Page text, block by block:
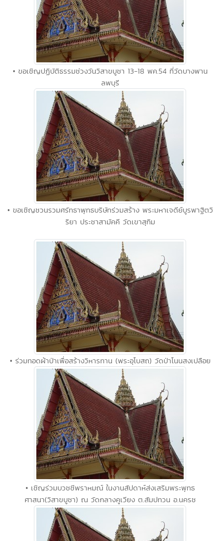
• ขอเชิญปฏิบัติธรรมช่วงวันวิสาขบูชา 13-18 พค.54 ที่วัดบางพาน
ลพบุรี
• ขอเชิญชวนรวมศรัทธาพุทธบริษัทร่วมสร้าง พระมหาเจดีย์บูรพาฐิตวิ
ริยา ประชาสามัคคี วัดเขาสุกิม
• ร่วมทอดผ้าป่าเพื่อสร้างวิหารทาน (พระอุโบสถ) วัดป่าโนนสงเปลือย
• เชิญร่วมบวชชีพราหมณ์ ในงานสัปดาห์ส่งเสริมพระพุทธ
ศาสนา(วิสาขบูชา) ณ วัดกลางคูเวียง ต.สัมปทวน อ.นครช